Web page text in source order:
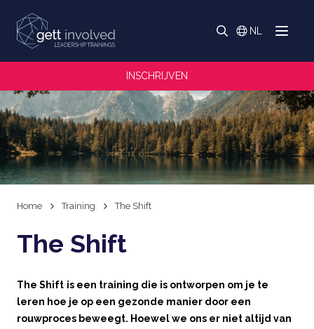
Menu
Zoeken
NL
Switch
INSCHRIJVEN
Home Training The Shift
The Shift
The Shift is een training die is ontworpen om je te
leren hoe je op een gezonde manier door een
rouwproces beweegt. Hoewel we ons er niet altijd van